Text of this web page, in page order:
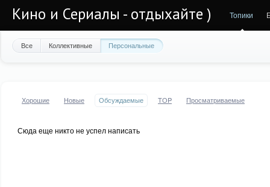
Кино и Сериалы - отдыхайте ) Топики
Все Коллективные Персональные
Хорошие Новые Обсуждаемые TOP Просматриваемые
Сюда еще никто не успел написать